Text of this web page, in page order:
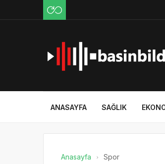
ANASAYFA SAĞLIK
Anasayfa Spor